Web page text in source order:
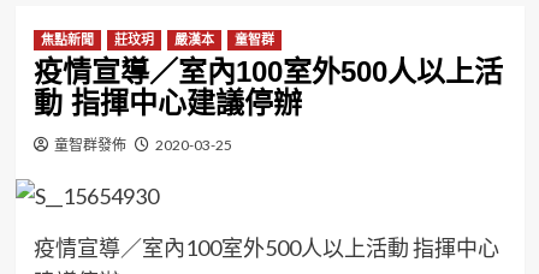
焦點新聞 莊玟玥 嚴漢本 童智群
疫情宣導／室內100室外500人以上活
動 指揮中心建議停辦
童智群發佈 2020-03-25
疫情宣導／室內100室外500人以上活動 指揮中心